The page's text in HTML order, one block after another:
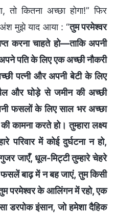
कितना अच्छा होगा!” फिर
मुझे याद आया : “तुम परमेश्वर
करना चाहते हो—ताकि अपनी
पति के लिए एक अच्छी नौकरी
पत्नी और अपनी बेटी के लिए
और घोड़े से जमीन की अच्छी
फसलों के लिए साल भर अच्छा
कामना करते हो। तुम्‍हारा लक्ष्य
परिवार में कोई दुर्घटना न हो,
जाएँ, धूल-मिट्टी तुम्‍हारे चेहरे
फसलें बाढ़ में न बह जाएं, तुम किसी
तुम परमेश्वर के आलिंगन में रहो, एक
डरपोक इंसान, जो हमेशा दैहिक